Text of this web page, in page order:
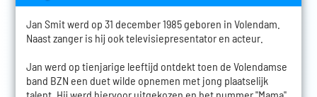
Jan Smit werd op 31 december 1985 geboren in Volendam.
Naast zanger is hij ook televisiepresentator en acteur.
Jan werd op tienjarige leeftijd ontdekt toen de Volendamse
band BZN een duet wilde opnemen met jong plaatselijk